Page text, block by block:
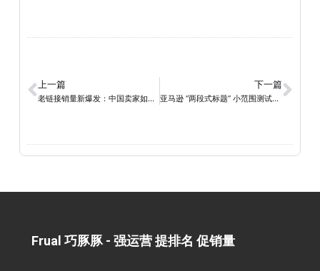
上一篇
老链接销量新爆发：中国卖家如何借助WOOT连秒实现销量翻倍
下一篇
亚马逊 “两段式标题” 小范围测试中，亮点信息成流量新入口？
Frual 巧豚豚 - 强运营 提排名 促销量​